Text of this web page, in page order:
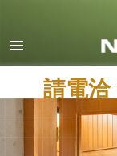
請電洽